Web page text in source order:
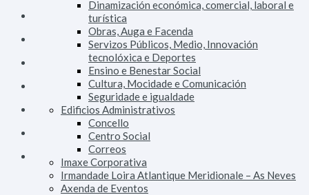
Dinamización económica, comercial, laboral e
turística
Obras, Auga e Facenda
Servizos Públicos, Medio, Innovación
tecnolóxica e Deportes
Ensino e Benestar Social
Cultura, Mocidade e Comunicación
Seguridade e igualdade
Edificios Administrativos
Concello
Centro Social
Correos
Imaxe Corporativa
Irmandade Loira Atlantique Meridionale – As Neves
Axenda de Eventos